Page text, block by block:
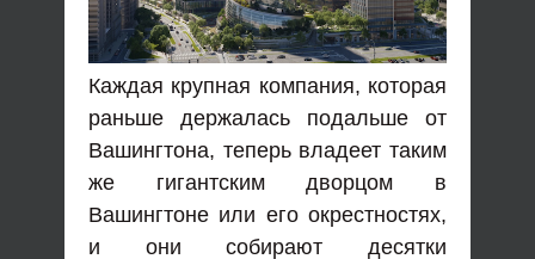
Каждая крупная компания, которая
раньше держалась подальше от
Вашингтона, теперь владеет таким
же гигантским дворцом в
Вашингтоне или его окрестностях,
и они собирают десятки